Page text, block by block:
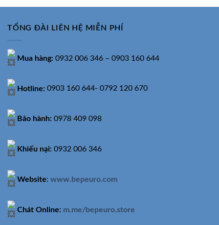
TỔNG ĐÀI LIÊN HỆ MIỄN PHÍ
Mua hàng: 0932 006 346 – 0903 160 644
Hotline: 0903 160 644- 0792 120 670
Bảo hành: 0978 409 098
Khiếu nại: 0932 006 346
Website: www.bepeuro.com
Chát Online: m.me/bepeuro.store